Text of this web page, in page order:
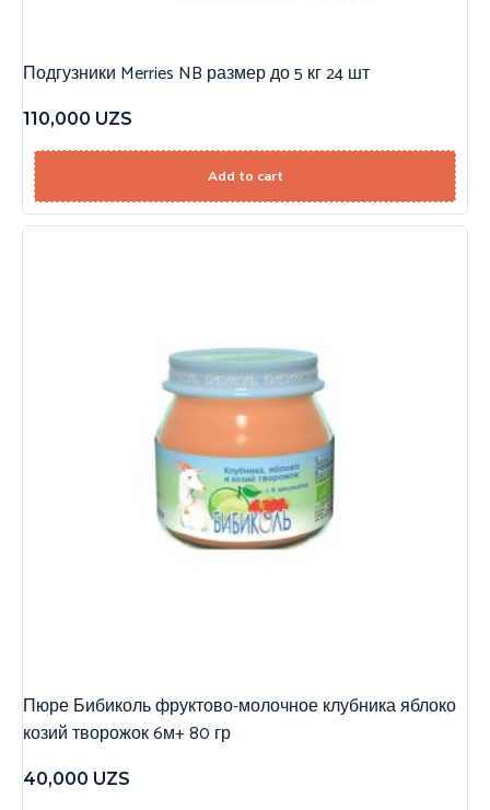
Подгузники Merries NB размер до 5 кг 24 шт
110,000 UZS
Add to cart
Пюре Бибиколь фруктово-молочное клубника яблоко
козий творожок 6м+ 80 гр
40,000 UZS